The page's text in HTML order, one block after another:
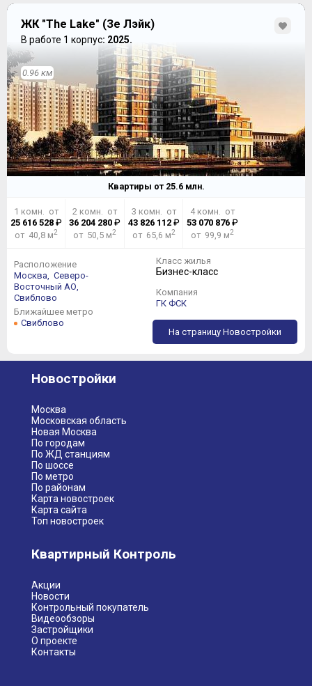
ЖК "The Lake" (Зе Лэйк)
В работе 1 корпус: 2025.
0.96 км
Квартиры от 25.6млн.
1 комн. от
25 616 528₽
от 40,8 м2
2 комн. от
36 204 280 ₽
от 50,5 м2
3 комн. от
43 826 112₽
от 65,6 м2
4 комн. от
53 070 876 ₽
от 99,9 м2
Расположение
Москва,
Северо-
Восточный АО,
Свиблово
Ближайшее метро
Свиблово
Класс жилья
Бизнес-класс
Компания
ГК ФСК
На страницу Новостройки
Новостройки
Москва
Московская область
Новая Москва
По городам
По ЖД станциям
По шоссе
По метро
По районам
Карта новостроек
Карта сайта
Топ новостроек
Квартирный Контроль
Акции
Новости
Контрольный покупатель
Видеообзоры
Застройщики
О проекте
Контакты